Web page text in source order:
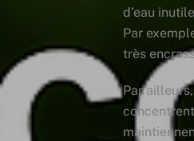
d’eau
Par
très
Par